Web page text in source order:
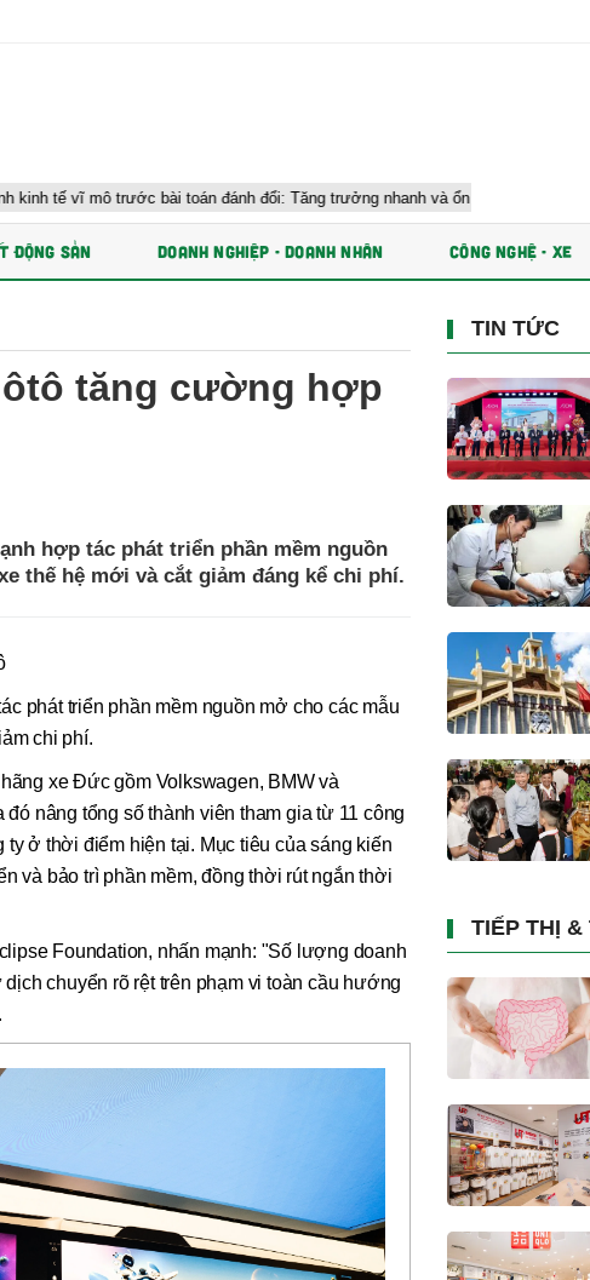
bài toán đánh đổi: Tăng trưởng nhanh và ổn định bền vững Chứng
ĐỘNG SẢN DOANH NGHIỆP - DOANH NHÂN CÔNG NGHỆ - XE
tăng cường hợp
hợp tác phát triển phần mềm nguồn
thế hệ mới và cắt giảm đáng kể chi phí.
phát triển phần mềm nguồn mở cho các mẫu
chi phí.
xe Đức gồm Volkswagen, BMW và
nâng tổng số thành viên tham gia từ 11 công
ở thời điểm hiện tại. Mục tiêu của sáng kiến
và bảo trì phần mềm, đồng thời rút ngắn thời
Foundation, nhấn mạnh: "Số lượng doanh
chuyển rõ rệt trên phạm vi toàn cầu hướng
TIN TỨC
TIẾP THỊ &